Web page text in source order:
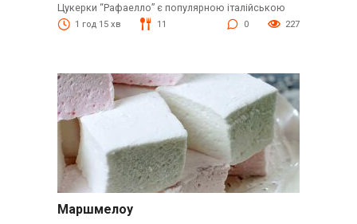
Цукерки “Рафаелло” є популярною італійською
1 год 15 хв 11 0 227
Маршмелоу